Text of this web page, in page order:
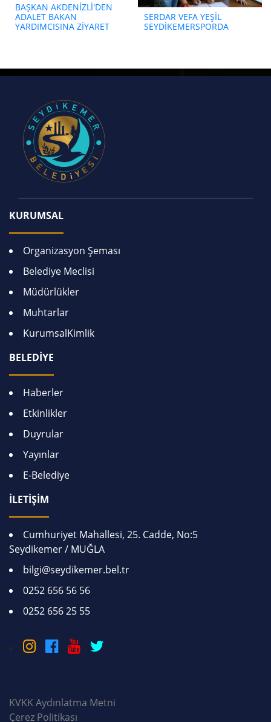
BAŞKAN AKDENİZLİ'DEN
ADALET BAKAN
YARDIMCISINA ZİYARET
SERDAR VEFA YEŞİL
SEYDİKEMERSPORDA
KURUMSAL
Organizasyon Şeması
Belediye Meclisi
Müdürlükler
Muhtarlar
KurumsalKimlik
BELEDİYE
Haberler
Etkinlikler
Duyrular
Yayınlar
E-Belediye
İLETİŞİM
Cumhuriyet Mahallesi, 25. Cadde, No:5
Seydikemer / MUĞLA
bilgi@seydikemer.bel.tr
0252 656 56 56
0252 656 25 55
KVKK Aydınlatma Metni
Çerez Politikası